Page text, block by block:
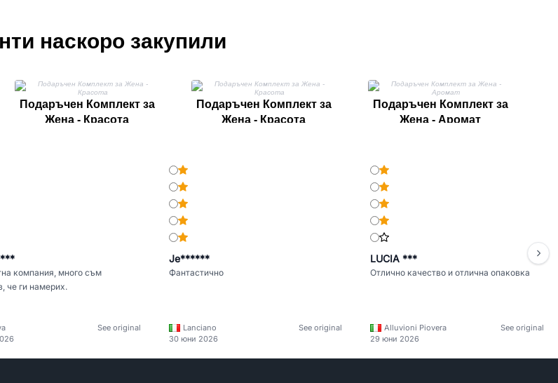
наскоро закупили
Подаръчен Комплект за
Жена - Красота
Подаръчен Комплект за
Жена - Красота
Подаръчен Комплект за
Жена - Аромат
***
компания, много съм
че ги намерих.
See original
Je******
Фантастично
Lanciano
See original
30 юни 2026
LUCIA ***
Отлично качество и отлична опаковка
Alluvioni Piovera
See original
29 юни 2026